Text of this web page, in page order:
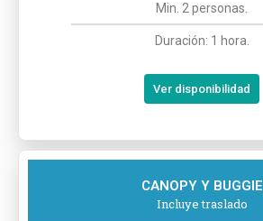
Min. 2 personas.
Duración: 1 hora.
Ver disponibilidad
CANOPY Y BUGGIE
Incluye traslado